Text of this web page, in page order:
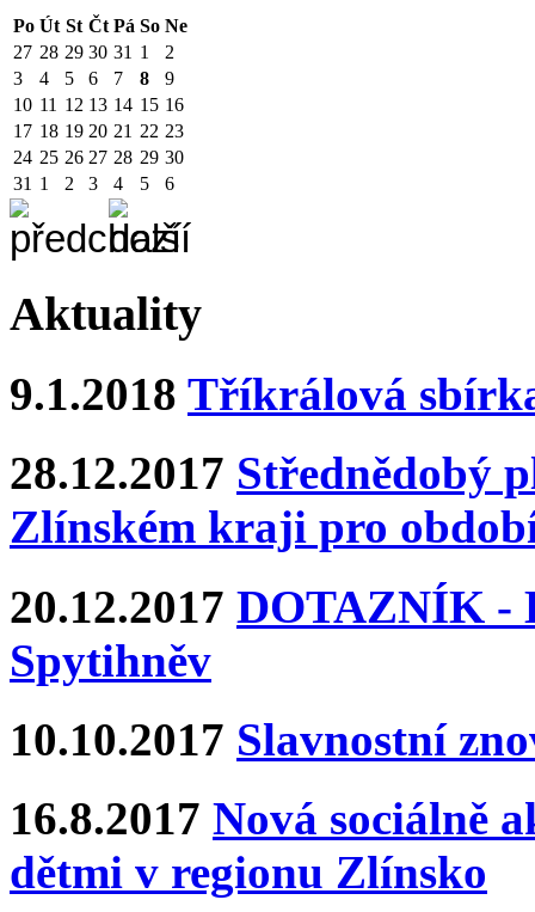
Po Út St Čt Pá So Ne
27 28 29 30 31 1
2
3
4 5 6 7 8
9
10 11 12 13 14 15 16
17 18 19 20 21 22 23
24 25 26 27 28 29 30
31 1 2 3 4 5 6
Aktuality
9.1.2018 Tříkrálová
28.12.2017 Střednědobý
Zlínském kraji pro
20.12.2017 DOTAZNÍK -
Spytihněv
10.10.2017 Slavnostní
16.8.2017 Nová sociálně
dětmi v regionu Zlínsko